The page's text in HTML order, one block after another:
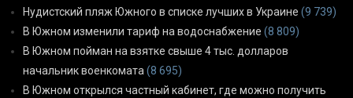
Нудистский пляж Южного в списке лучших в Украине (9 739)
В Южном изменили тариф на водоснабжение (8 809)
В Южном пойман на взятке свыше 4 тыс. долларов
начальник военкомата (8 695)
В Южном открылся частный кабинет, где можно получить